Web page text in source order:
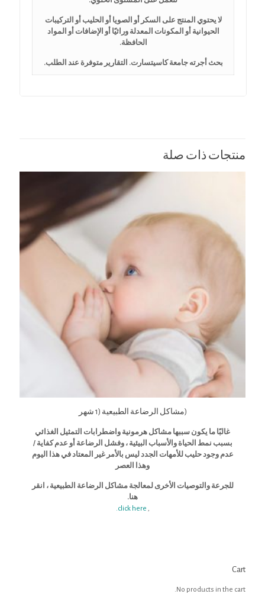
لا يحتوي المنتج على السكر أو الصويا أو الحليب أو التركيبات
الحيوانية أو المكونات المعدلة وراثيًا أو الإضافات أو المواد
الحافظة.
بحث أجرته جامعة كاسيتسارت. التقارير متوفرة عند الطلب.
منتجات ذات صلة
(مشاكل الرضاعة الطبيعية (1 شهر
غالبًا ما يكون سببها مشاكل هرمونية واضطرابات التمثيل الغذائي
بسبب نمط الحياة والأسباب البيئية ، وفشل الرضاعة أو عدم كفاية /
عدم وجود حليب للأمهات الجدد ليس بالأمر غير المعتاد في هذا اليوم
وهذا العصر
للجرعة والتوصيات الأخرى لمعالجة مشاكل الرضاعة الطبيعية ، انقر
هنا.
,
click here.
Cart
No products in the cart.